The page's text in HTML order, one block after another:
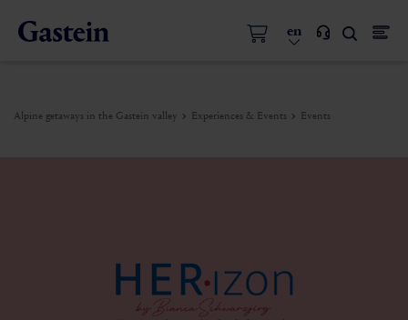
en
Alpine getaways in the Gastein valley Experiences & Events Events